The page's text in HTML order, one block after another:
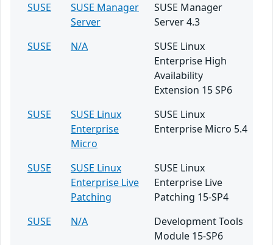
SUSE
SUSE Manager
Server
SUSE Manager
Server 4.3
SUSE
N/A
SUSE Linux
Enterprise High
Availability
Extension 15 SP6
SUSE
SUSE Linux
Enterprise
Micro
SUSE Linux
Enterprise Micro 5.4
SUSE
SUSE Linux
Enterprise Live
Patching
SUSE Linux
Enterprise Live
Patching 15-SP4
SUSE
N/A
Development Tools
Module 15-SP6